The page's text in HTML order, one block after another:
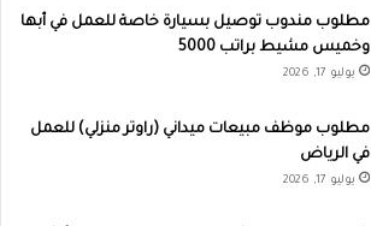
مطلوب مندوب توصيل بسيارة خاصة للعمل في أبها
وخميس مشيط براتب 5000
يوليو 17, 2026
مطلوب موظف مبيعات ميداني (راوتر منزلي) للعمل
في الرياض
يوليو 17, 2026